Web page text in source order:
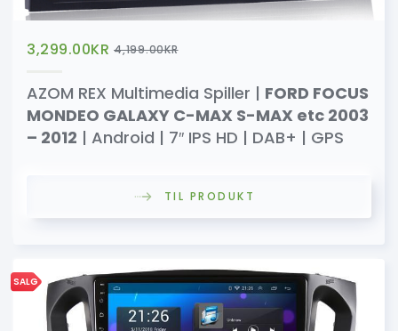
3,299.00KR 4,199.00KR
AZOM REX Multimedia Spiller | FORD FOCUS
MONDEO GALAXY C-MAX S-MAX etc 2003
– 2012 | Android | 7″ IPS HD | DAB+ | GPS
TIL PRODUKT
SALG